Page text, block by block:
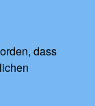
dass